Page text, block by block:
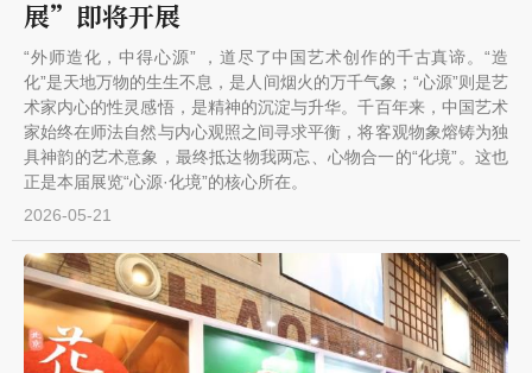
展”即将开展
“外师造化，中得心源” ，道尽了中国艺术创作的千古真谛。“造
化”是天地万物的生生不息，是人间烟火的万千气象；“心源”则是艺
术家内心的性灵感悟，是精神的沉淀与升华。千百年来，中国艺术
家始终在师法自然与内心观照之间寻求平衡，将客观物象熔铸为独
具神韵的艺术意象，最终抵达物我两忘、心物合一的“化境”。这也
正是本届展览“心源·化境”的核心所在。
2026-05-21